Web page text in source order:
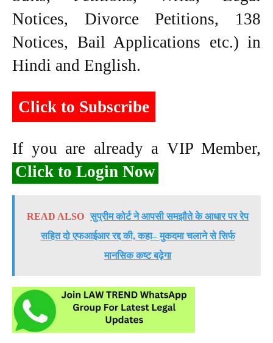
Notices, Divorce Petitions, 138
Notices, Bail Applications etc.) in
Hindi and English.
Click to Subscribe
If you are already a VIP Member,
Click to Login Now
READ ALSO सुप्रीम कोर्ट ने आपसी समझौते के आधार पर रेप
सहित दो एफआईआर रद्द की, कहा– मुकदमा चलाने से सिर्फ
मानसिक कष्ट बढ़ेगा